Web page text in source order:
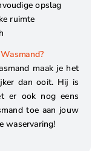
opslag
ruimte
maak je het
dan ooit. Hij is
er ook nog eens
toe aan jouw
waservaring!